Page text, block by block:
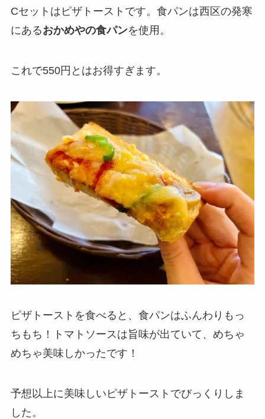
Cセットはピザトーストです。食パンは西区の発寒
にあるおかめやの食パンを使用。
これで550円とはお得すぎます。
ピザトーストを食べると、食パンはふんわりもっ
ちもち！トマトソースは旨味が出ていて、めちゃ
めちゃ美味しかったです！
予想以上に美味しいピザトーストでびっくりしま
した。